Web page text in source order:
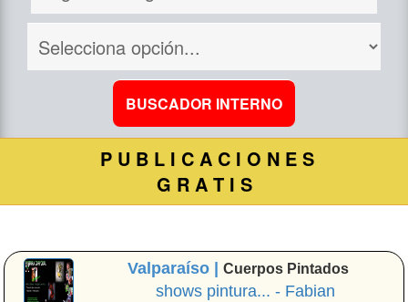
P U B L I C A C I O N E S
G R A T I S
Valparaíso |Cuerpos Pintados
shows pintura... - Fabian